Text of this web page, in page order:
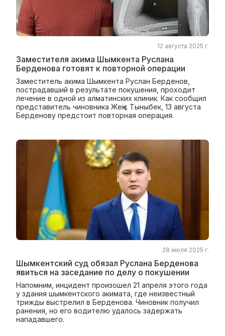
12 августа 2025 г.
Заместителя акима Шымкента Руслана
Берденова готовят к повторной операции
Заместитель акима Шымкента Руслан Берденов,
пострадавший в результате покушения, проходит
лечение в одной из алматинских клиник. Как сообщил
представитель чиновника Жеңіс Тыныбек, 13 августа
Берденову предстоит повторная операция.
28 июля 2025 г.
Шымкентский суд обязал Руслана Берденова
явиться на заседание по делу о покушении
Напомним, инцидент произошел 21 апреля этого года
у здания шымкентского акимата, где неизвестный
трижды выстрелил в Берденова. Чиновник получил
ранения, но его водителю удалось задержать
нападавшего.